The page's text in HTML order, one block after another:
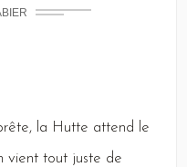
la Hutte attend le
vient tout juste de